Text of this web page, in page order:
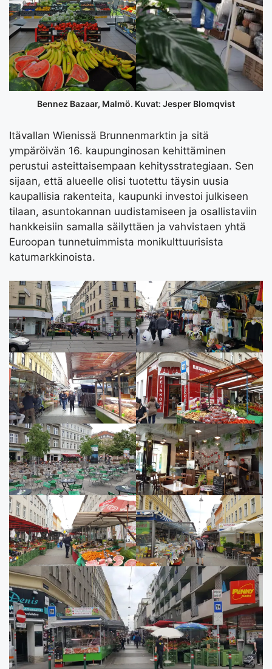
Bennez Bazaar, Malmö. Kuvat: Jesper Blomqvist
Itävallan Wienissä Brunnenmarktin ja sitä
ympäröivän 16. kaupunginosan kehittäminen
perustui asteittaisempaan kehitysstrategiaan. Sen
sijaan, että alueelle olisi tuotettu täysin uusia
kaupallisia rakenteita, kaupunki investoi julkiseen
tilaan, asuntokannan uudistamiseen ja osallistaviin
hankkeisiin samalla säilyttäen ja vahvistaen yhtä
Euroopan tunnetuimmista monikulttuurisista
katumarkkinoista.